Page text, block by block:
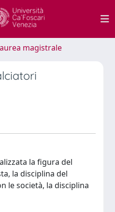
magistrale
la figura del
la disciplina del
le società, la disciplina